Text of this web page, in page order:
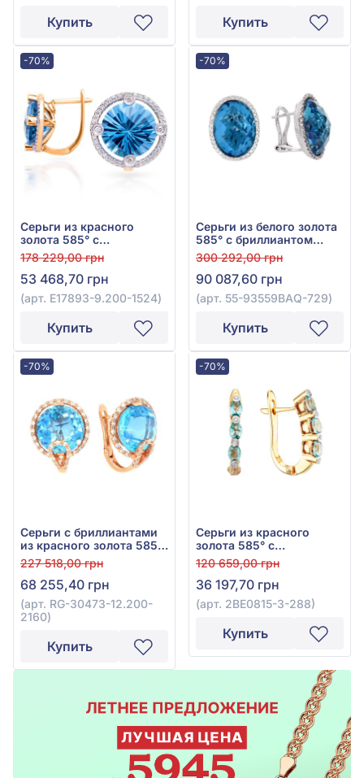
Купить Купить
-70%
Серьги из красного
золота 585° с
бриллиантом 0,22ct и
топазом Swiss Blue
7,16ct, арт. E17893-9.200-
1524
178 229,00 грн
53 468,70 грн
(арт. E17893-9.200-1524)
Купить
-70%
Серьги из белого золота
585° с бриллиантом
0,25ct и топазом Swiss
Blue 23,56ct, арт. 55-
93559ВАQ-729
300 292,00 грн
90 087,60 грн
(арт. 55-93559ВАQ-729)
Купить
-70%
Серьги с бриллиантами
из красного золота 585°,
Бриллиант 0,35ct, Топаз
Swiss Blue 13,43ct, арт.
RG-30473-12.200-2160
227 518,00 грн
68 255,40 грн
(арт. RG-30473-12.200-
2160)
Купить
-70%
Серьги из красного
золота 585° с
бриллиантом 0,05ct и
топазом Swiss Blue 1,5ct,
арт. 2ВЕ0815-3-288
120 659,00 грн
36 197,70 грн
(арт. 2ВЕ0815-3-288)
Купить